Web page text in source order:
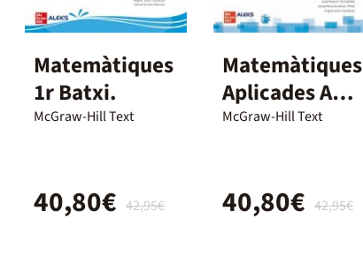
Matemàtiques
1r Batxi.
McGraw-Hill Text
42,95€
40,80€
Matemàtiques
Aplicades A
Les Ciències
McGraw-Hill Text
42,95€
40,80€